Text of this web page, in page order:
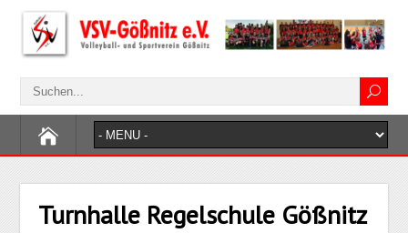
Turnhalle Regelschule Gößnitz